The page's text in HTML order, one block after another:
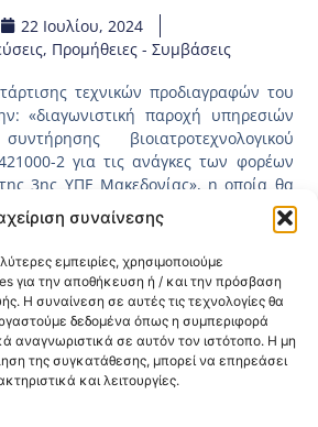
συναίνεσης
εμπειρίες, χρησιμοποιούμε
για την αποθήκευση ή / και την πρόσβαση
Η συναίνεση σε αυτές τις τεχνολογίες θα
δεδομένα όπως η συμπεριφορά
αναγνωριστικά σε αυτόν τον ιστότοπο. Η μη
της συγκατάθεσης, μπορεί να επηρεάσει
και λειτουργίες.
22 Ιουλίου, 2024
, Προμήθειες - Συμβάσεις
τεχνικών προδιαγραφών του
«διαγωνιστική παροχή υπηρεσιών
βιοιατροτεχνολογικού
2 για τις ανάγκες των φορέων
3ης ΥΠΕ Μακεδονίας», η οποία θα
07/2024 έως τις 06/08/2024.
(έχει αναρτηθεί και έχει πάρει τον
και παρακαλούνται οι
να επισκεφτούν τον
προκειμένου να λάβουν γνώση επί